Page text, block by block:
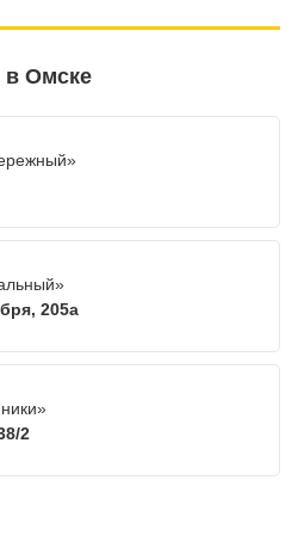
Омске
205а
2